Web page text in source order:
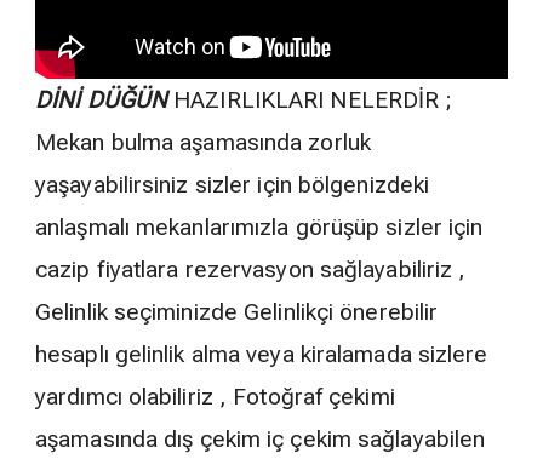
DİNİ DÜĞÜNHAZIRLIKLARI NELERDİR ;
Mekan bulma aşamasında zorluk
yaşayabilirsiniz sizler için bölgenizdeki
anlaşmalı mekanlarımızla görüşüp sizler için
cazip fiyatlara rezervasyon sağlayabiliriz ,
Gelinlik seçiminizde Gelinlikçi önerebilir
hesaplı gelinlik alma veya kiralamada sizlere
yardımcı olabiliriz , Fotoğraf çekimi
aşamasında dış çekim iç çekim sağlayabilen